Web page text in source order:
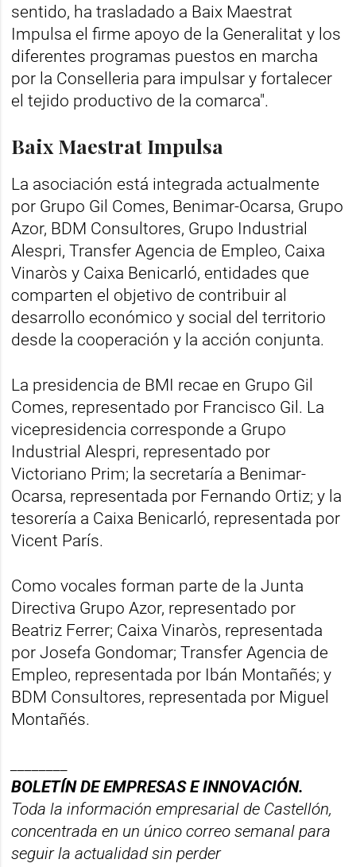
sentido, ha trasladado a Baix Maestrat
Impulsa el firme apoyo de la Generalitat y los
diferentes programas puestos en marcha
por la Conselleria para impulsar y fortalecer
el tejido productivo de la comarca".
Baix Maestrat Impulsa
La asociación está integrada actualmente
por Grupo Gil Comes, Benimar-Ocarsa, Grupo
Azor, BDM Consultores, Grupo Industrial
Alespri, Transfer Agencia de Empleo, Caixa
Vinaròs y Caixa Benicarló, entidades que
comparten el objetivo de contribuir al
desarrollo económico y social del territorio
desde la cooperación y la acción conjunta.
La presidencia de BMI recae en Grupo Gil
Comes, representado por Francisco Gil. La
vicepresidencia corresponde a Grupo
Industrial Alespri, representado por
Victoriano Prim; la secretaría a Benimar-
Ocarsa, representada por Fernando Ortiz; y la
tesorería a Caixa Benicarló, representada por
Vicent París.
Como vocales forman parte de la Junta
Directiva Grupo Azor, representado por
Beatriz Ferrer; Caixa Vinaròs, representada
por Josefa Gondomar; Transfer Agencia de
Empleo, representada por Ibán Montañés; y
BDM Consultores, representada por Miguel
Montañés.
BOLETÍN DE EMPRESAS E INNOVACIÓN.
Toda la información empresarial de Castellón,
concentrada en un único correo semanal para
seguir la actualidad sin perder